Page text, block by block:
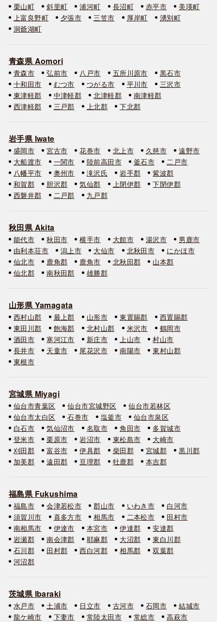
栗山町 斜里町 浦河町 長沼町 赤平市
美瑛町
上富良野町
夕張市 三笠市 厚岸町
湧別町
洞爺湖町
青森県 Aomori
青森市 弘前市 八戸市 五所川原市
黒石市
十和田市
むつ市 つがる市 平川市
三沢市
東津軽郡
中津軽郡 北津軽郡
南津軽郡
西津軽郡
三戸郡 上北郡 下北郡
岩手県 Iwate
盛岡市 宮古市 花巻市 北上市 久慈市
遠野市
大船渡市
一関市 陸前高田市 釜石市
二戸市
八幡平市
奥州市 滝沢氏 岩手郡
紫波郡
和賀郡
胆沢郡 気仙郡 上閉伊郡
下閉伊郡
西磐井郡
二戸郡 九戸郡
秋田県 Akita
能代市 秋田市 横手市 大館市 湯沢市
男鹿市
由利本荘市
潟上市 大仙市 北秋田市
にかほ市
仙北市
鹿角郡 鹿角市 北秋田郡
山本郡
仙北郡
南秋田郡 雄勝郡
山形県 Yamagata
西村山郡 最上郡 山形市 東置賜郡
西置賜郡
東田川郡
飽海郡 北村山郡 米沢市
鶴岡市
酒田市
寒河江市 新庄市 上山市
村山市
長井市
天童市 尾花沢市 南陽市
東村山郡
東根市
宮城県 Miyagi
仙台市青葉区 仙台市宮城野区
仙台市若林区
仙台市太白区
石巻市 塩釜市
仙台市泉区
白石市
気仙沼市 名取市 角田市
多賀城市
登米市
栗原市 岩沼市 東松島市
大崎市
刈田郡
富谷市 伊具郡 柴田郡 宮城郡
黒川郡
加美郡
遠田郡 亘理郡 牡鹿郡 本吉郡
福島県 Fukushima
福島市 会津若松市 郡山市 いわき市
白河市
須賀川市
喜多方市 相馬市 二本松市
田村市
南相馬市
伊達市 本宮市 伊達郡
安達郡
岩瀬郡
南会津郡 耶麻郡 大沼郡
東白川郡
石川郡
田村郡 西白河郡 相馬郡
双葉郡
河沼郡
茨城県 Ibaraki
水戸市 土浦市 日立市 古河市 石岡市
結城市
龍ケ崎市
下妻市 常陸太田市 常総市
高萩市